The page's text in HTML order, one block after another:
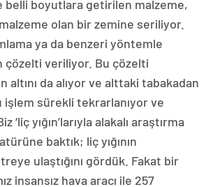
belli boyutlara getirilen malzeme,
olan bir zemine seriliyor.
ya da benzeri yöntemle
çözelti veriliyor. Bu çözelti
altını da alıyor ve alttaki tabakadan
işlem sürekli tekrarlanıyor ve
‘liç yığın’larıyla alakalı araştırma
baktık; liç yığının
ulaştığını gördük. Fakat bir
insansız hava aracı ile 257